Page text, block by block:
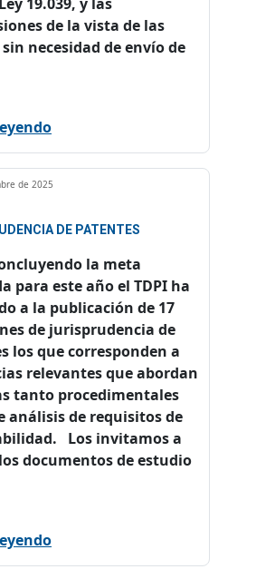
de la vista de las
necesidad de envío de
de 2025
DE PATENTES
la meta
para este año el TDPI ha
a la publicación de 17
de jurisprudencia de
los que corresponden a
relevantes que abordan
tanto procedimentales
análisis de requisitos de
Los invitamos a
documentos de estudio